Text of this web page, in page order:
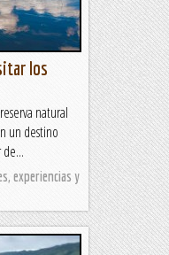
los
natural
un destino
experiencias y